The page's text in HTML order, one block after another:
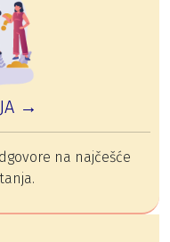
→
na najčešće